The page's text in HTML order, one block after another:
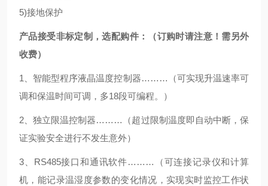
5)接地保护
产品接受非标定制，选配购件：（订购时请注意！需另外
收费）
1、智能型程序液晶温度控制器………（可实现升温速率可
调和保温时间可调，多18段可编程。）
2、独立限温控制器………（超过限制温度即自动中断，保
证实验安全进行不发生意外）
3、RS485接口和通讯软件………（可连接记录仪和计算
机，能记录温湿度参数的变化情况，实现实时监控工作状